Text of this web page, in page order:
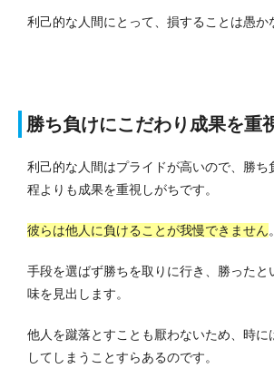
利己的な人間にとって、損することは愚か
勝ち負けにこだわり成果を重
利己的な人間はプライドが高いので、勝ち
程よりも成果を重視しがちです。
彼らは他人に負けることが我慢できません。
手段を選ばず勝ちを取りに行き、勝ったと
味を見出します。
他人を蹴落とすことも厭わないため、時に
してしまうことすらあるのです。